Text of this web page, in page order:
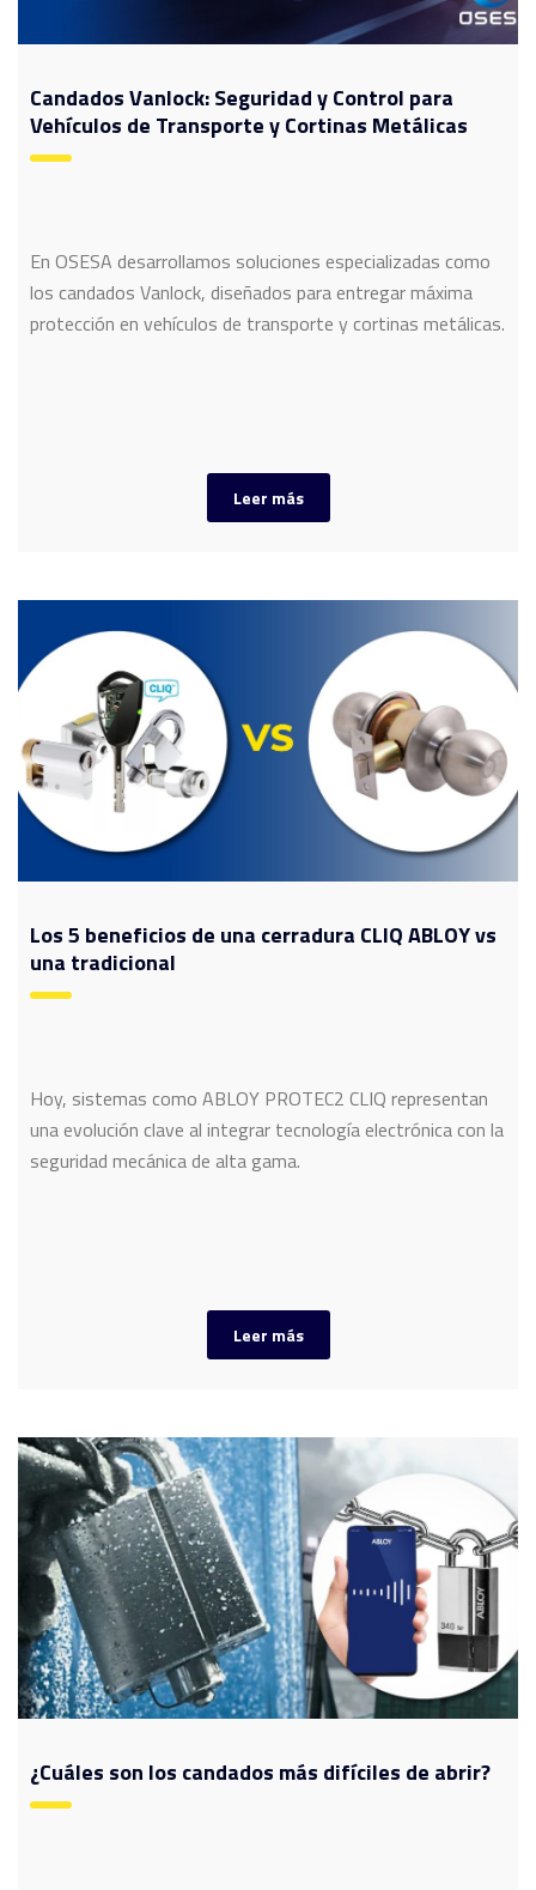
Candados Vanlock: Seguridad y Control para
Vehículos de Transporte y Cortinas Metálicas
En OSESA desarrollamos soluciones especializadas como
los candados Vanlock, diseñados para entregar máxima
protección en vehículos de transporte y cortinas metálicas.
Leer más
Los 5 beneficios de una cerradura CLIQ ABLOY vs
una tradicional
Hoy, sistemas como ABLOY PROTEC2 CLIQ representan
una evolución clave al integrar tecnología electrónica con la
seguridad mecánica de alta gama.
Leer más
¿Cuáles son los candados más difíciles de abrir?